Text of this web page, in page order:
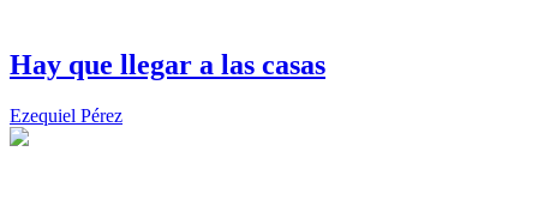
Hay que llegar a las casas
Ezequiel Pérez